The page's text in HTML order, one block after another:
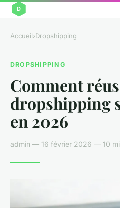
Accueil›Dropshipping
DROPSHIPPING
Comment
dropshipping
en 2026
admin — 16 février 2026 — 10